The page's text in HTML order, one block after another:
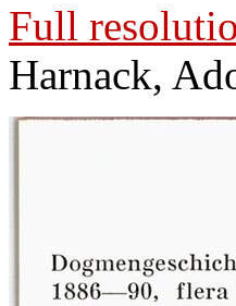
Full
Harnack,